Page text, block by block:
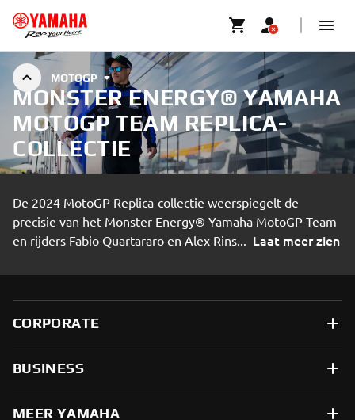
MOTOGP
MONSTER ENERGY® YAMAHA
MOTOGP TEAM REPLICA-
COLLECTIE
De 2024 MotoGP Replica-collectie weerspiegelt de
precisie van het Monster Energy® Yamaha MotoGP Team
en rijders Fabio Quartararo en Alex Rins... Laat meer zien
CORPORATE
BUSINESS
MEER YAMAHA